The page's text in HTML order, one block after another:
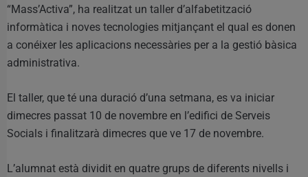
“Mass’Activa”, ha realitzat un taller d’alfabetització
informàtica i noves tecnologies mitjançant el qual es donen
a conéixer les aplicacions necessàries per a la gestió bàsica
administrativa.
El taller, que té una duració d’una setmana, es va iniciar
dimecres passat 10 de novembre en l’edifici de Serveis
Socials i finalitzarà dimecres que ve 17 de novembre.
L’alumnat està dividit en quatre grups de diferents nivells i